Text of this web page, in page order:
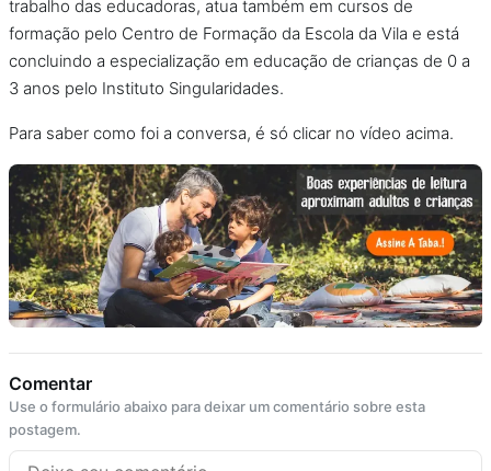
trabalho das educadoras, atua também em cursos de
formação pelo Centro de Formação da Escola da Vila e está
concluindo a especialização em educação de crianças de 0 a
3 anos pelo Instituto Singularidades.
Para saber como foi a conversa, é só clicar no vídeo acima.
Comentar
Use o formulário abaixo para deixar um comentário sobre esta
postagem.